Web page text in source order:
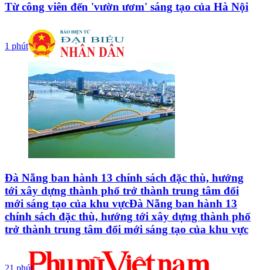
Từ công viên đến 'vườn ươm' sáng tạo của Hà Nội
1 phút
Đà Nẵng ban hành 13 chính sách đặc thù, hướng
tới xây dựng thành phố trở thành trung tâm đổi
mới sáng tạo của khu vựcĐà Nẵng ban hành 13
chính sách đặc thù, hướng tới xây dựng thành phố
trở thành trung tâm đổi mới sáng tạo của khu vực